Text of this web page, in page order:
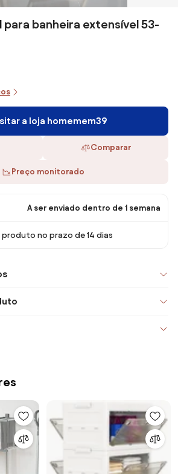
para banheira extensível 53-
a loja homemem39
Comparar
Preço monitorado
A ser enviado dentro de 1 semana
produto no prazo de 14 dias